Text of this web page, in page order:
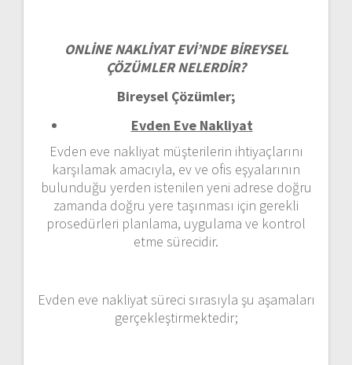
ONLİNE NAKLİYAT EVİ’NDE BİREYSEL
ÇÖZÜMLER NELERDİR?
Bireysel Çözümler;
Evden Eve Nakliyat
Evden eve nakliyat müşterilerin ihtiyaçlarını
karşılamak amacıyla, ev ve ofis eşyalarının
bulunduğu yerden istenilen yeni adrese doğru
zamanda doğru yere taşınması için gerekli
prosedürleri planlama, uygulama ve kontrol
etme sürecidir.
Evden eve nakliyat süreci sırasıyla şu aşamaları
gerçekleştirmektedir;